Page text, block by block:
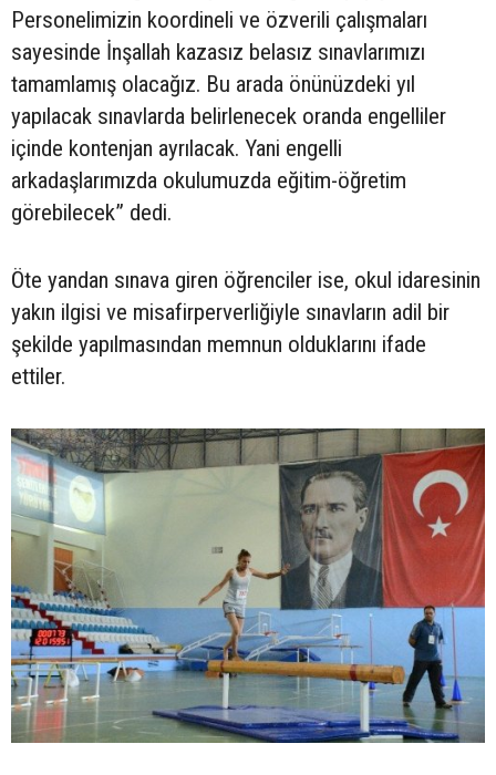
Personelimizin koordineli ve özverili çalışmaları
sayesinde İnşallah kazasız belasız sınavlarımızı
tamamlamış olacağız. Bu arada önünüzdeki yıl
yapılacak sınavlarda belirlenecek oranda engelliler
içinde kontenjan ayrılacak. Yani engelli
arkadaşlarımızda okulumuzda eğitim-öğretim
görebilecek” dedi.
Öte yandan sınava giren öğrenciler ise, okul idaresinin
yakın ilgisi ve misafirperverliğiyle sınavların adil bir
şekilde yapılmasından memnun olduklarını ifade
ettiler.